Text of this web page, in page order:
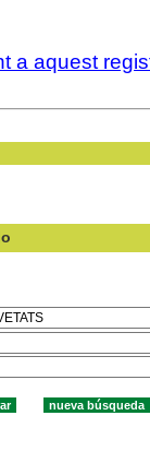
a aquest